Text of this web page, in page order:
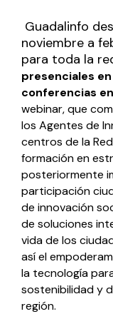
Guadalinfo
noviembre a
para toda la
presenciales
conferencias
webinar, que
los Agentes de
centros de la
formación en
posteriormente
participación
de innovación
de soluciones
vida de los
así el
la tecnología
sostenibilidad y
región.